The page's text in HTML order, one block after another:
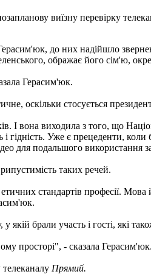
виїзну перевірку
до них надійшло
ображає його сім'ю,
Герасим'юк.
оскільки стосується
І вона виходила з того, що
Уже є прецеденти, коли
для подальшого використання
таких речей.
стандартів професії.
брали участь і гості, які
просторі", - сказала Герасим'юк.
Прямий.